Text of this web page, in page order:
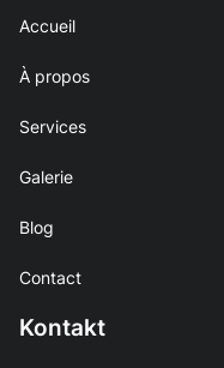
Accueil
À propos
Services
Galerie
Blog
Contact
Kontakt